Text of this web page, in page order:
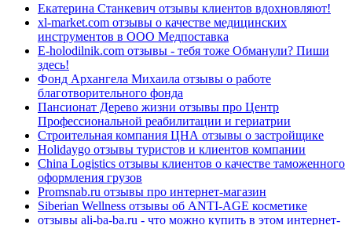
Екатерина Станкевич отзывы клиентов вдохновляют!
xl-market.com отзывы о качестве медицинских
инструментов в ООО Медпоставка
E-holodilnik.com отзывы - тебя тоже Обманули? Пиши
здесь!
Фонд Архангела Михаила отзывы о работе
благотворительного фонда
Пансионат Дерево жизни отзывы про Центр
Профессиональной реабилитации и гериатрии
Строительная компания ЦНА отзывы о застройщике
Holidaygo отзывы туристов и клиентов компании
China Logistics отзывы клиентов о качестве таможенного
оформления грузов
Promsnab.ru отзывы про интернет-магазин
Siberian Wellness отзывы об ANTI-AGE косметике
отзывы ali-ba-ba.ru - что можно купить в этом интернет-